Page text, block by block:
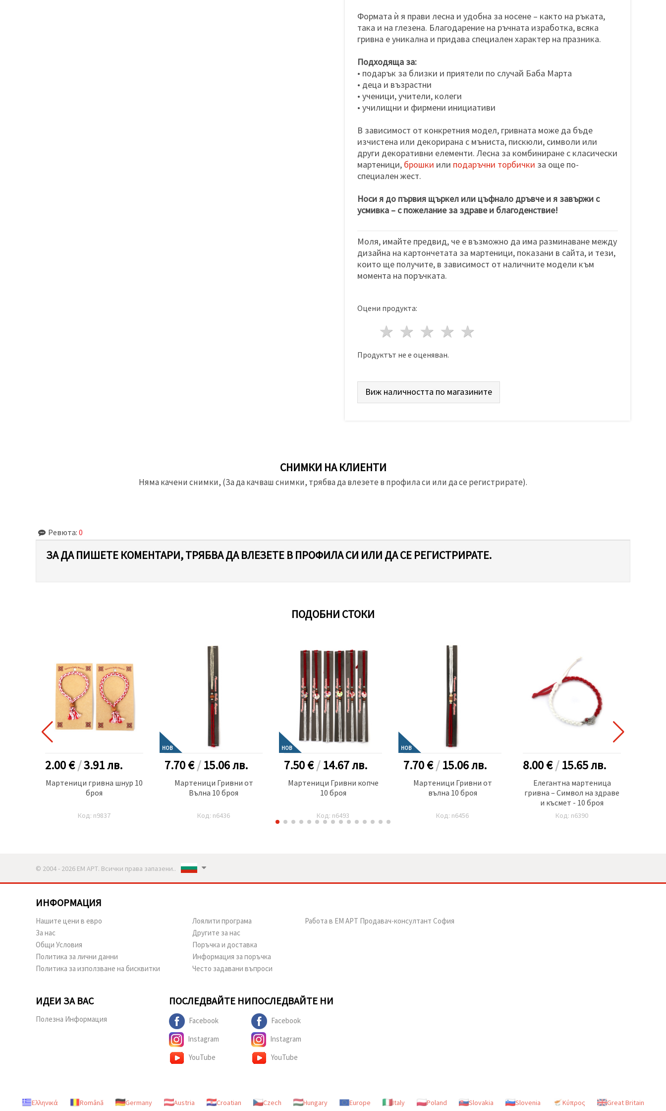
Формата ѝ я прави лесна и удобна за носене – както на ръката,
така и на глезена. Благодарение на ръчната изработка, всяка
гривна е уникална и придава специален характер на празника.
Подходяща за:
• подарък за близки и приятели по случай Баба Марта
• деца и възрастни
• ученици, учители, колеги
• училищни и фирмени инициативи
В зависимост от конкретния модел, гривната може да бъде
изчистена или декорирана с мъниста, пискюли, символи или
други декоративни елементи. Лесна за комбиниране с класически
мартеници, брошки или подаръчни торбички за още по-
специален жест.
Носи я до първия щъркел или цъфнало дръвче и я завържи с
усмивка – с пожелание за здраве и благоденствие!
Моля, имайте предвид, че е възможно да има разминаване между
дизайна на картончетата за мартеници, показани в сайта, и тези,
които ще получите, в зависимост от наличните модели към
момента на поръчката.
Оцени продукта:
4 звезди
3 звезди
2 звезди
1 звезда
Продуктът не е оценяван.
Виж наличността по магазините
СНИМКИ НА КЛИЕНТИ
Няма качени снимки, (За да качваш снимки, трябва да влезете в профила си или да се регистрирате).
Ревюта: 0
ЗА ДА ПИШЕТЕ КОМЕНТАРИ, ТРЯБВА ДА ВЛЕЗЕТЕ В ПРОФИЛА СИ ИЛИ ДА СЕ РЕГИСТРИРАТЕ.
ПОДОБНИ СТОКИ
2.00 €/3.91лв.
Мартеници гривна шнур 10
броя
Код: n9837
НОВ
7.70 €/15.06лв.
Мартеници Гривни от
Вълна 10 броя
Код: n6436
НОВ
7.50 €/14.67лв.
Мартеници Гривни копче
10 броя
Код: n6493
НОВ
7.70 €/15.06лв.
Мартеници Гривни от
вълна 10 броя
Код: n6456
8.00 €/15.65лв.
Елегантна мартеница
гривна – Символ на здраве
и късмет - 10 броя
Код: n6390
© 2004 - 2026 ЕМ АРТ. Всички права запазени..
ИНФОРМАЦИЯ
Нашите цени в евро
За нас
Общи Условия
Политика за лични данни
Политика за използване на бисквитки
Лоялити програма
Другите за нас
Поръчка и доставка
Информация за поръчка
Често задавани въпроси
Работа в ЕМ АРТ Продавач-консултант София
ИДЕИ ЗА ВАС
Полезна Информация
ПОСЛЕДВАЙТЕ НИ
Facebook
Instagram
YouTube
ПОСЛЕДВАЙТЕ НИ
Facebook
Instagram
YouTube
Ελληνικά Română Germany Austria Croatian Czech Hungary Europe Italy Poland Slovakia Slovenia Κύπρος Great Britain